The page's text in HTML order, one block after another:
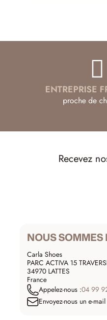
ENTREPRISE
proche de
Recevez
NOUS
Carla Shoes
PARC ACTIVA 15
34970 LATTES
France
Appelez-nous :04 99
Envoyez-nous un e-